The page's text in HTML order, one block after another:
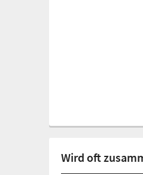
Wird oft